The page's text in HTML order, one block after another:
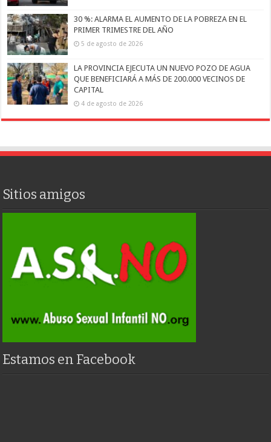
30 %: ALARMA EL AUMENTO DE LA POBREZA EN EL
PRIMER TRIMESTRE DEL AÑO
5 de agosto de 2026
LA PROVINCIA EJECUTA UN NUEVO POZO DE AGUA
QUE BENEFICIARÁ A MÁS DE 200.000 VECINOS DE
CAPITAL
4 de agosto de 2026
Sitios amigos
Estamos en Facebook